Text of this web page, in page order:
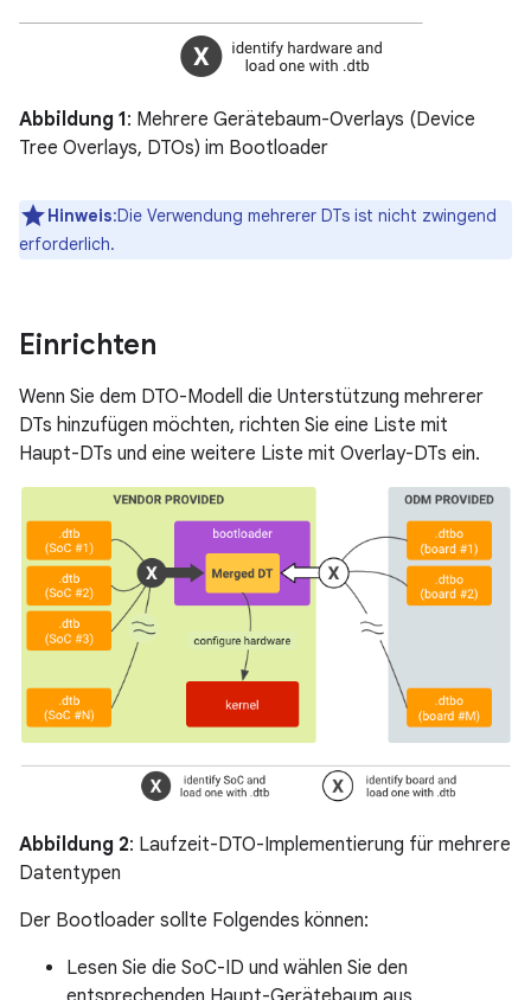
Abbildung 1: Mehrere Gerätebaum-Overlays (Device
Tree Overlays, DTOs) im Bootloader
Hinweis:Die Verwendung mehrerer DTs ist nicht zwingend
erforderlich.
Einrichten
Wenn Sie dem DTO-Modell die Unterstützung mehrerer
DTs hinzufügen möchten, richten Sie eine Liste mit
Haupt-DTs und eine weitere Liste mit Overlay-DTs ein.
Abbildung 2: Laufzeit-DTO-Implementierung für mehrere
Datentypen
Der Bootloader sollte Folgendes können:
Lesen Sie die SoC-ID und wählen Sie den